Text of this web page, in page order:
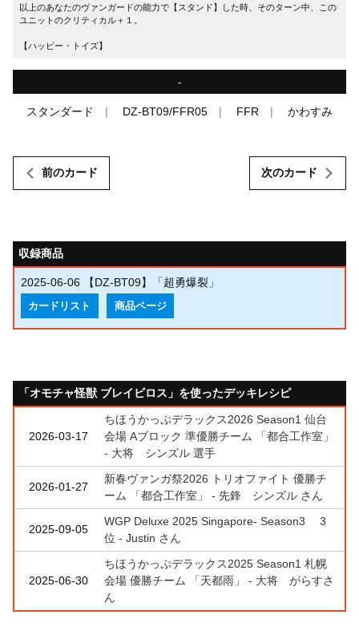
以上のあなたのヴァンガードの能力で【スタンド】した時、そのターン中、この
ユニットのクリティカル＋１。
【ハッピー・トイズ】
-
スタンダード DZ-BT09/FFR05 FFR かわすみ
前のカード 次のカード
収録商品
2025-06-06 【DZ-BT09】「超勇爆裂」
カードリスト 商品ページ
「オモチャ怪獣 ブレイビロス」を使ったデッキレシピ
2026-03-17
ちほうかっぷデラックス2026 Season1 仙台
会場 Aブロック 準優勝チーム 「都合工作室」
- 大将 シンズル 選手
2026-01-27
新春ヴァンガ祭2026 トリオファイト 優勝チ
ーム 「都合工作室」 - 先鋒 シンズル さん
2025-09-05
WGP Deluxe 2025 Singapore- Season3 3
位 - Justin さん
2025-06-30
ちほうかっぷデラックス2025 Season1 札幌
会場 優勝チーム 「天都雨」 - 大将 がらすさ
ん